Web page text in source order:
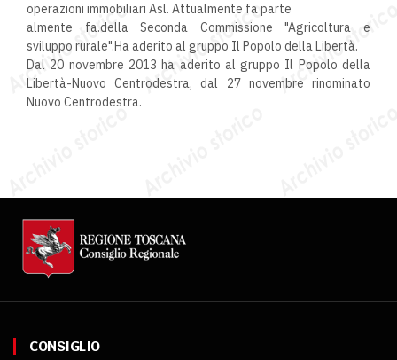
operazioni immobiliari Asl. Attualmente fa parte
almente fa.della Seconda Commissione "Agricoltura e
sviluppo rurale".Ha aderito al gruppo Il Popolo della Libertà.
Dal 20 novembre 2013 ha aderito al gruppo Il Popolo della
Libertà-Nuovo Centrodestra, dal 27 novembre rinominato
Nuovo Centrodestra.
CONSIGLIO